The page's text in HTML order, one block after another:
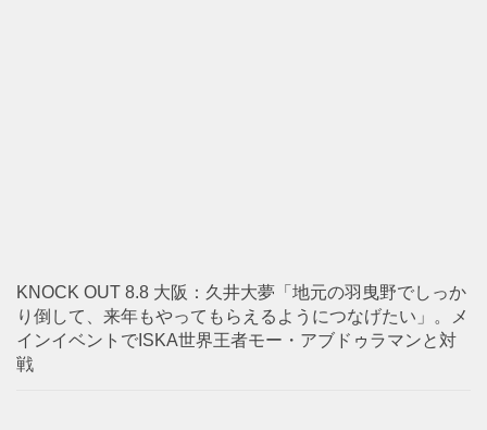
KNOCK OUT 8.8 大阪：久井大夢「地元の羽曳野でしっか
り倒して、来年もやってもらえるようにつなげたい」。メ
インイベントでISKA世界王者モー・アブドゥラマンと対
戦